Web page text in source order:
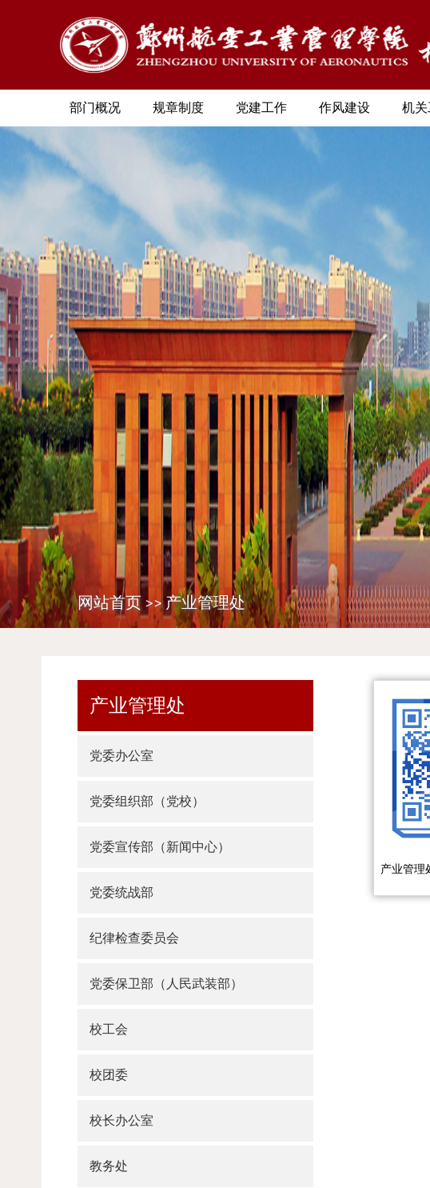
部门概况 规章制度 党建工作 作风建设 机关
网站首页 >>产业管理处
产业管理处
党委办公室
党委组织部（党校）
党委宣传部（新闻中心）
党委统战部
纪律检查委员会
党委保卫部（人民武装部）
校工会
校团委
校长办公室
教务处